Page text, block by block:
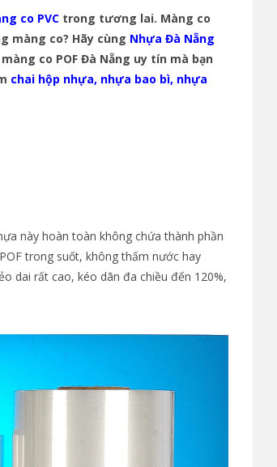
co PVC trong tương lai. Màng co
màng co? Hãy cùng Nhựa Đà Nẵng
co POF Đà Nẵng uy tín mà bạn
chai hộp nhựa, nhựa bao bì, nhựa
này hoàn toàn không chứa thành phần
trong suốt, không thấm nước hay
dai rất cao, kéo dãn đa chiều đến 120%,